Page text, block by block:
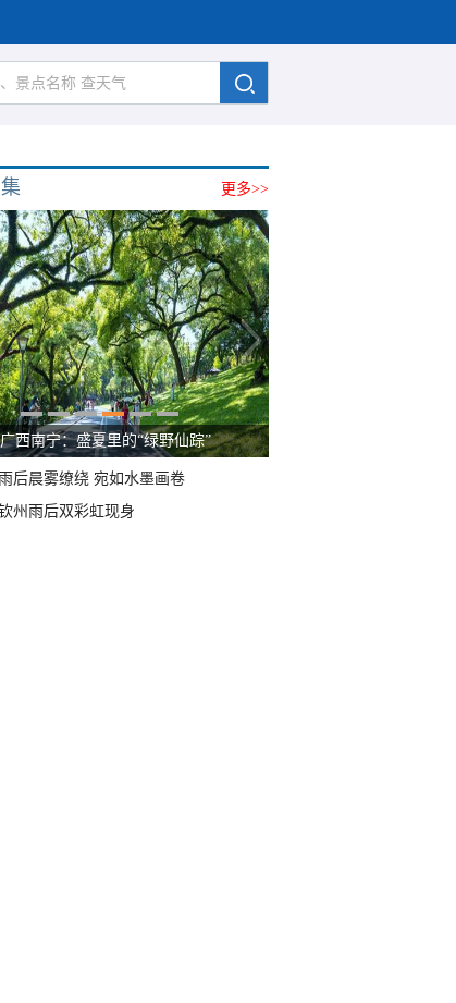
更多>>
广西南宁：盛夏里的“绿野仙踪”
后晨雾缭绕 宛如水墨画卷
州雨后双彩虹现身